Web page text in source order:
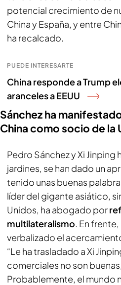
potencial crecimiento de
China y España, y entre
ha recalcado.
PUEDE INTERESARTE
China responde a Trump
aranceles a EEUU
Sánchez ha
China como socio de la
Pedro Sánchez y Xi Jinping
jardines, se han dado un
tenido unas buenas
líder del gigante asiático,
Unidos, ha abogado por
multilateralismo. En
verbalizado el
“Le ha trasladado a Xi
comerciales no son
Probablemente, el mundo